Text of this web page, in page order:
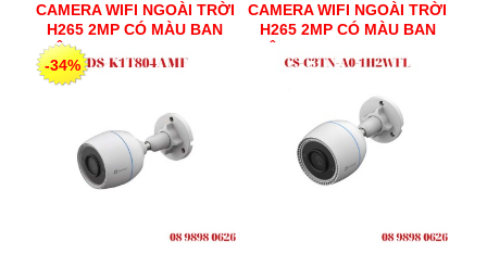
CAMERA WIFI NGOÀI TRỜI
H265 2MP CÓ MÀU BAN
ĐÊM EZVIZ CS-C3TN-A0-
1H2WFL
-34%
CAMERA WIFI NGOÀI TRỜI
H265 2MP CÓ MÀU BAN
1H2WFL